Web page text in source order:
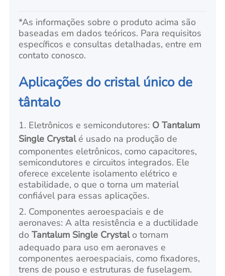
*As informações sobre o produto acima são
baseadas em dados teóricos. Para requisitos
específicos e consultas detalhadas, entre em
contato conosco.
Aplicações do cristal único de
tântalo
1. Eletrônicos e semicondutores: O Tantalum
Single Crystalé usado na produção de
componentes eletrônicos, como capacitores,
semicondutores e circuitos integrados. Ele
oferece excelente isolamento elétrico e
estabilidade, o que o torna um material
confiável para essas aplicações.
2. Componentes aeroespaciais e de
aeronaves: A alta resistência e a ductilidade
do Tantalum Single Crystal o tornam
adequado para uso em aeronaves e
componentes aeroespaciais, como fixadores,
trens de pouso e estruturas de fuselagem.